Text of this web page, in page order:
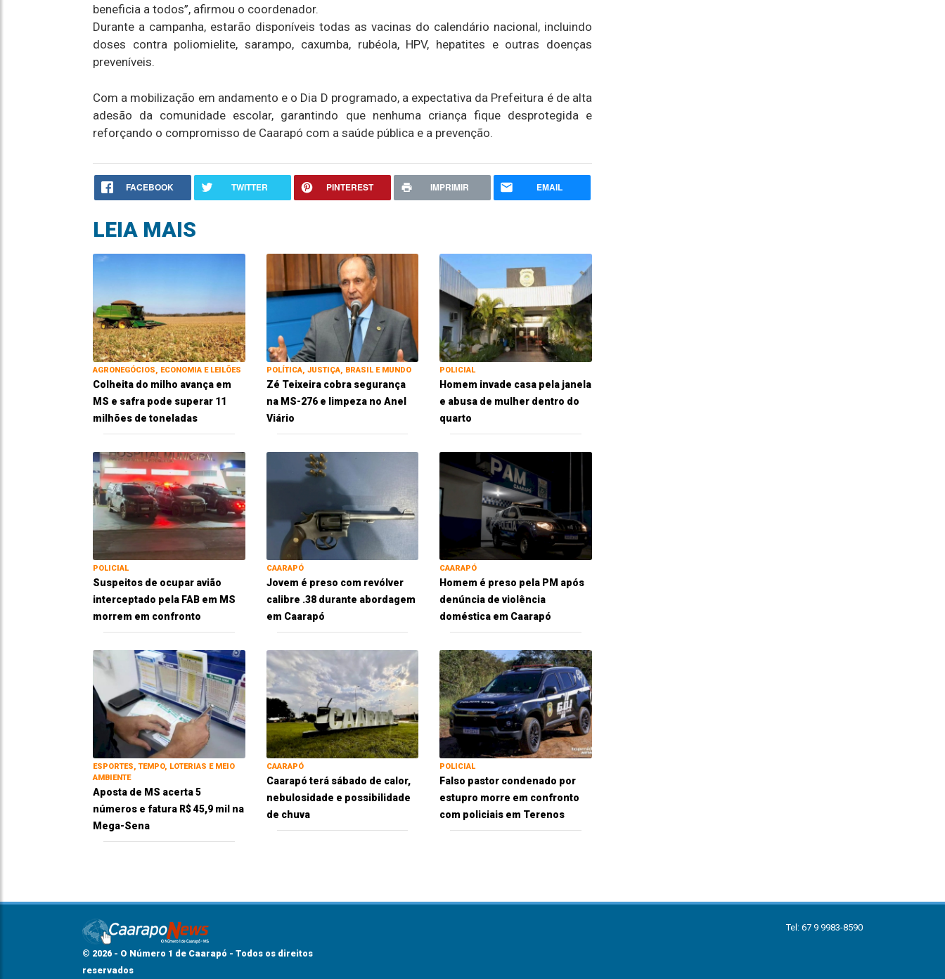
beneficia a todos”, afirmou o coordenador.
Durante a campanha, estarão disponíveis todas as vacinas do calendário nacional, incluindo
doses contra poliomielite, sarampo, caxumba, rubéola, HPV, hepatites e outras doenças
preveníveis.
Com a mobilização em andamento e o Dia D programado, a expectativa da Prefeitura é de alta
adesão da comunidade escolar, garantindo que nenhuma criança fique desprotegida e
reforçando o compromisso de Caarapó com a saúde pública e a prevenção.
FACEBOOK TWITTER PINTEREST IMPRIMIR EMAIL
LEIA MAIS
AGRONEGÓCIOS, ECONOMIA E LEILÕES
Colheita do milho avança em
MS e safra pode superar 11
milhões de toneladas
POLÍTICA, JUSTIÇA, BRASIL E MUNDO
Zé Teixeira cobra segurança
na MS-276 e limpeza no Anel
Viário
POLICIAL
Homem invade casa pela janela
e abusa de mulher dentro do
quarto
POLICIAL
Suspeitos de ocupar avião
interceptado pela FAB em MS
morrem em confronto
CAARAPÓ
Jovem é preso com revólver
calibre .38 durante abordagem
em Caarapó
CAARAPÓ
Homem é preso pela PM após
denúncia de violência
doméstica em Caarapó
ESPORTES, TEMPO, LOTERIAS E MEIO
AMBIENTE
Aposta de MS acerta 5
números e fatura R$ 45,9 mil na
Mega-Sena
CAARAPÓ
Caarapó terá sábado de calor,
nebulosidade e possibilidade
de chuva
POLICIAL
Falso pastor condenado por
estupro morre em confronto
com policiais em Terenos
© 2026 - O Número 1 de Caarapó - Todos os direitos
reservados
Tel: 67 9 9983-8590